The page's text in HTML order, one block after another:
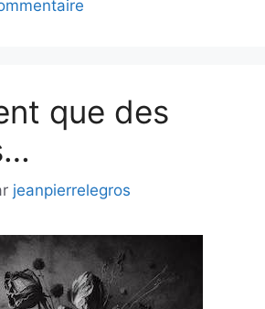
que des
jeanpierrelegros